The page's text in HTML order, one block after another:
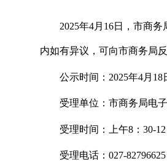
2025年4月16日，市商
内如有异议，可向市商务局反
公示时间：2025年4月18
受理单位：市商务局电
受理时间：上午8：30-
受理电话：027-82796625